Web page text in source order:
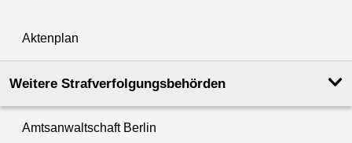
Aktenplan
Weitere Strafverfolgungs­behörden
Amtsanwaltschaft Berlin